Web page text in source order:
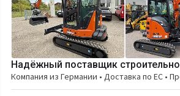
Надёжный поставщик
Компания из Германии • Доставка по ЕС •